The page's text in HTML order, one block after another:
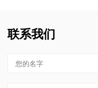
联系我们